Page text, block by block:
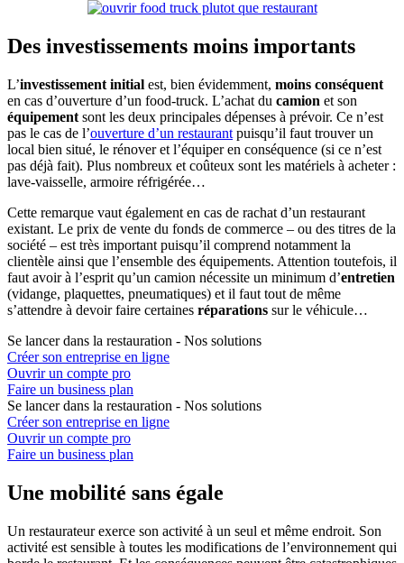
Des investissements moins importants
L’investissement initial est, bien évidemment, moins conséquent
en cas d’ouverture d’un food-truck. L’achat du camion et son
équipement sont les deux principales dépenses à prévoir. Ce n’est
pas le cas de l’ouverture d’un restaurant puisqu’il faut trouver un
local bien situé, le rénover et l’équiper en conséquence (si ce n’est
pas déjà fait). Plus nombreux et coûteux sont les matériels à acheter :
lave-vaisselle, armoire réfrigérée…
Cette remarque vaut également en cas de rachat d’un restaurant
existant. Le prix de vente du fonds de commerce – ou des titres de la
société – est très important puisqu’il comprend notamment la
clientèle ainsi que l’ensemble des équipements. Attention toutefois, il
faut avoir à l’esprit qu’un camion nécessite un minimum d’entretien
(vidange, plaquettes, pneumatiques) et il faut tout de même
s’attendre à devoir faire certaines réparations sur le véhicule…
Se lancer dans la restauration - Nos solutions
Créer son entreprise en ligne
Ouvrir un compte pro
Faire un business plan
Se lancer dans la restauration - Nos solutions
Créer son entreprise en ligne
Ouvrir un compte pro
Faire un business plan
Une mobilité sans égale
Un restaurateur exerce son activité à un seul et même endroit. Son
activité est sensible à toutes les modifications de l’environnement qui